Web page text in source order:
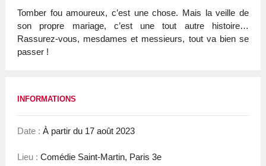
Tomber fou amoureux, c’est une chose. Mais la veille de
son propre mariage, c’est une tout autre histoire…
Rassurez-vous, mesdames et messieurs, tout va bien se
passer !
INFORMATIONS
Date : À partir du 17 août 2023
Lieu : Comédie Saint-Martin, Paris 3e